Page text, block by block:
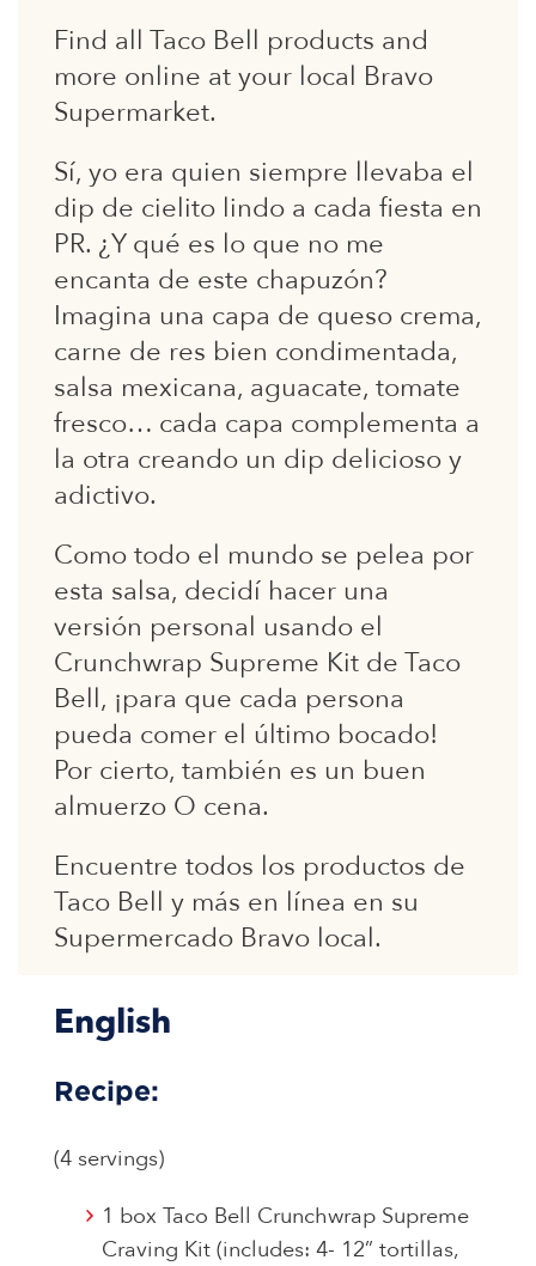
Find all Taco Bell products and
more online at your local Bravo
Supermarket.
Sí, yo era quien siempre llevaba el
dip de cielito lindo a cada fiesta en
PR. ¿Y qué es lo que no me
encanta de este chapuzón?
Imagina una capa de queso crema,
carne de res bien condimentada,
salsa mexicana, aguacate, tomate
fresco… cada capa complementa a
la otra creando un dip delicioso y
adictivo.
Como todo el mundo se pelea por
esta salsa, decidí hacer una
versión personal usando el
Crunchwrap Supreme Kit de Taco
Bell, ¡para que cada persona
pueda comer el último bocado!
Por cierto, también es un buen
almuerzo O cena.
Encuentre todos los productos de
Taco Bell y más en línea en su
Supermercado Bravo local.
English
Recipe:
(4 servings)
1 box Taco Bell Crunchwrap Supreme
Craving Kit (includes: 4- 12” tortillas,